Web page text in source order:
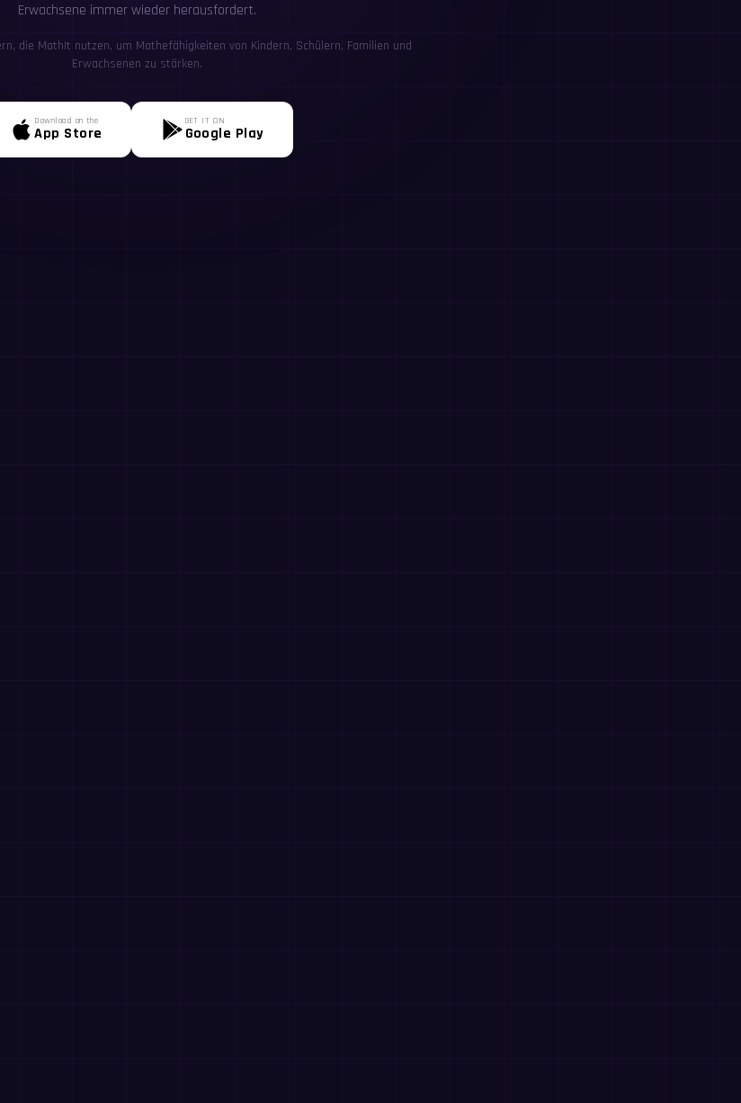
Erwachsene immer wieder herausfordert.
die MathIt nutzen, um Mathefähigkeiten von Kindern, Schülern, Familien und
Erwachsenen zu stärken.
Download on the
App Store
GET IT ON
Google Play